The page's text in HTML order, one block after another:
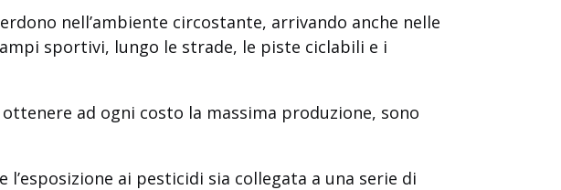
nell’ambiente circostante, arrivando anche nelle
sportivi, lungo le strade, le piste ciclabili e i
ad ogni costo la massima produzione, sono
ai pesticidi sia collegata a una serie di